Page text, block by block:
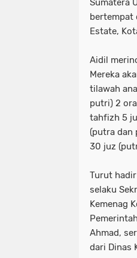
Sumatera
bertempat
Estate,
Aidil
Mereka
tilawah
putri) 2
tahfizh 5
(putra dan
30 juz
Turut hadir
selaku
Kemenag
Ahmad,
dari Dinas